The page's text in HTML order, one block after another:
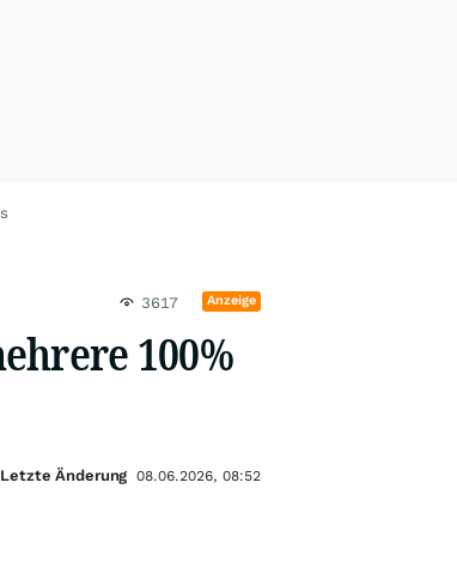
3617 Anzeige
100%
Letzte Änderung 08.06.2026, 08:52